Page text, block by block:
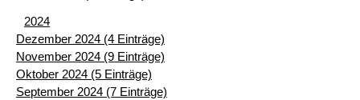
2024
Dezember 2024 (4 Einträge)
November 2024 (9 Einträge)
Oktober 2024 (5 Einträge)
September 2024 (7 Einträge)